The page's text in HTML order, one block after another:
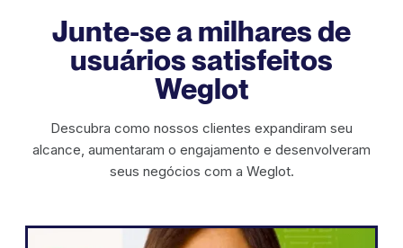
Junte-se a milhares de
usuários satisfeitos
Weglot
Descubra como nossos clientes expandiram seu
alcance, aumentaram o engajamento e desenvolveram
seus negócios com a Weglot.